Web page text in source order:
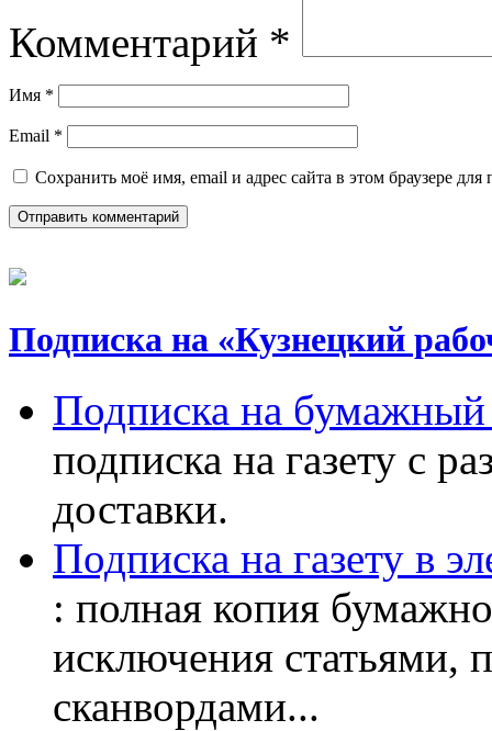
Комментарий *
Имя *
Email *
Сохранить моё имя, email и адрес сайта в этом браузере
Подписка на «Кузнецкий
Подписка на бумажный
подписка на газету с
доставки.
Подписка на газету в
: полная копия
исключения статьями,
сканвордами...